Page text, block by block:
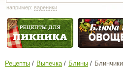
например: вареники
Рецепты Выпечка Блины